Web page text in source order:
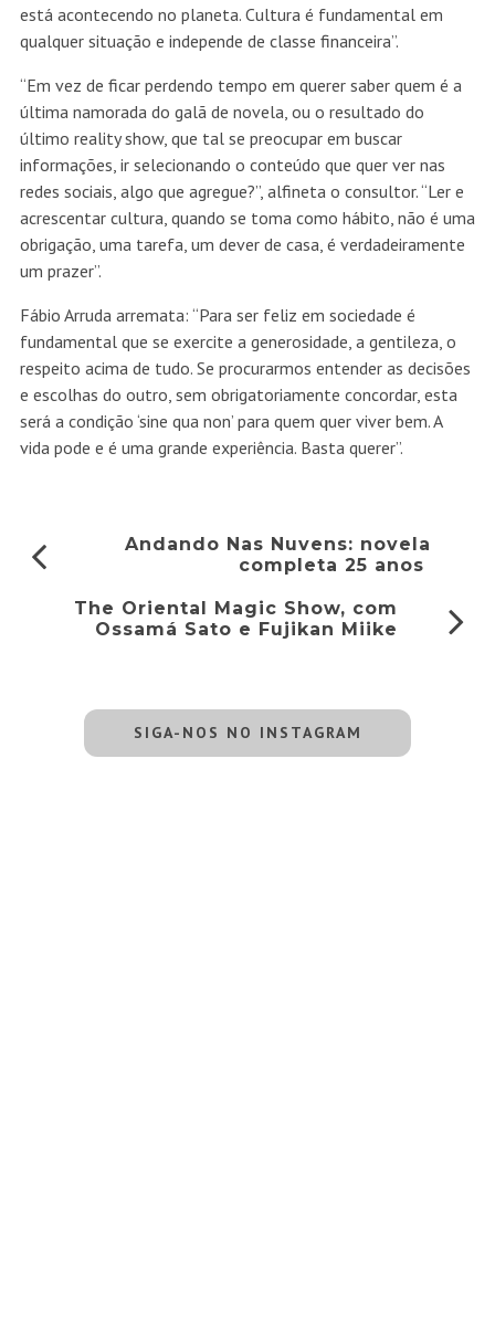
está acontecendo no planeta. Cultura é fundamental em
qualquer situação e independe de classe financeira”.
“Em vez de ficar perdendo tempo em querer saber quem é a
última namorada do galã de novela, ou o resultado do
último reality show, que tal se preocupar em buscar
informações, ir selecionando o conteúdo que quer ver nas
redes sociais, algo que agregue?”, alfineta o consultor. “Ler e
acrescentar cultura, quando se toma como hábito, não é uma
obrigação, uma tarefa, um dever de casa, é verdadeiramente
um prazer”.
Fábio Arruda arremata: “Para ser feliz em sociedade é
fundamental que se exercite a generosidade, a gentileza, o
respeito acima de tudo. Se procurarmos entender as decisões
e escolhas do outro, sem obrigatoriamente concordar, esta
será a condição ‘sine qua non’ para quem quer viver bem. A
vida pode e é uma grande experiência. Basta querer”.
Andando Nas Nuvens: novela
completa 25 anos
The Oriental Magic Show, com
Ossamá Sato e Fujikan Miike
SIGA-NOS NO INSTAGRAM